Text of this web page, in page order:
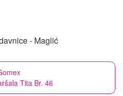
- Maglić
Tita Br. 46